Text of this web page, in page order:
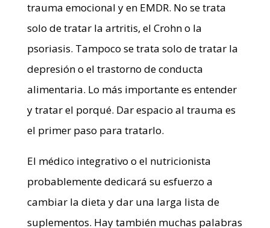
trauma emocional y en EMDR. No se trata
solo de tratar la artritis, el Crohn o la
psoriasis. Tampoco se trata solo de tratar la
depresión o el trastorno de conducta
alimentaria. Lo más importante es entender
y tratar el porqué. Dar espacio al trauma es
el primer paso para tratarlo.
El médico integrativo o el nutricionista
probablemente dedicará su esfuerzo a
cambiar la dieta y dar una larga lista de
suplementos. Hay también muchas palabras